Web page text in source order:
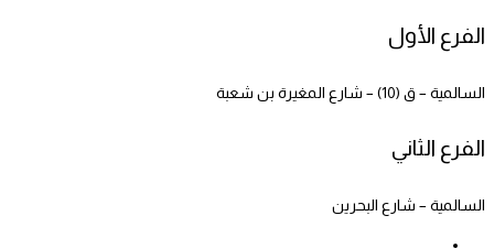
الفرع الأول
السالمية – ق (10) – شارع المغيرة بن شعبة
الفرع الثاني
السالمية – شارع البحرين